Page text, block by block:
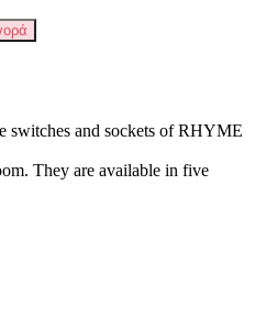
switches and sockets of RHYME
They are available in five